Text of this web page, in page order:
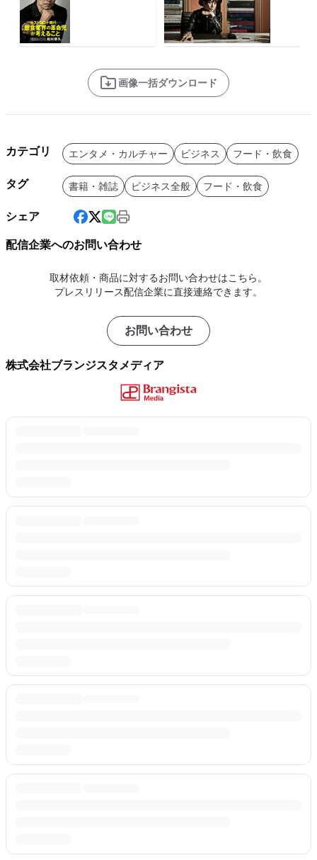
画像一括ダウンロード
カテゴリ エンタメ・カルチャー ビジネス フード・飲食
タグ 書籍・雑誌 ビジネス全般 フード・飲食
シェア
配信企業へのお問い合わせ
取材依頼・商品に対するお問い合わせはこちら。
プレスリリース配信企業に直接連絡できます。
お問い合わせ
株式会社ブランジスタメディア